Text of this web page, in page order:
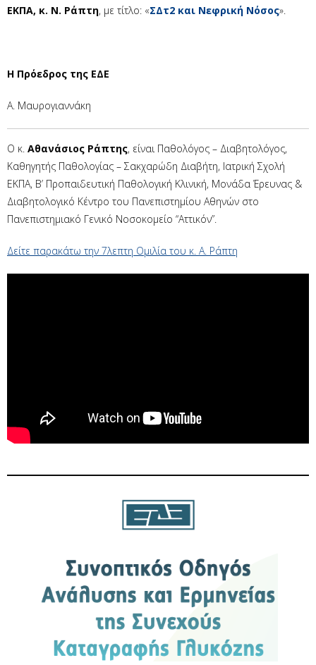
ΕΚΠΑ, κ. Ν. Ράπτη, με τίτλο: «ΣΔτ2 και Νεφρική Νόσος».
Η Πρόεδρος της ΕΔΕ
Α. Μαυρογιαννάκη
Ο κ. Αθανάσιος Ράπτης, είναι Παθολόγος – Διαβητολόγος,
Καθηγητής Παθολογίας – Σακχαρώδη Διαβήτη, Ιατρική Σχολή
ΕΚΠΑ, Β’ Προπαιδευτική Παθολογική Κλινική, Μονάδα Έρευνας &
Διαβητολογικό Κέντρο του Πανεπιστημίου Αθηνών στο
Πανεπιστημιακό Γενικό Νοσοκομείο “Αττικόν”.
Δείτε παρακάτω την 7λεπτη Ομιλία του κ. Α. Ράπτη